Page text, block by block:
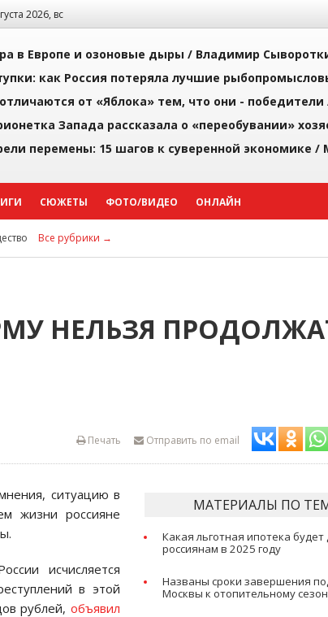
2026, вс
в Европе и озоновые дыры / Владимир
как Россия потеряла лучшие
от «Яблока» тем, что они - победители
Запада рассказала о «переобувании»
перемены: 15 шагов к суверенной экономике /
СЮЖЕТЫ ФОТО/ВИДЕО ОНЛАЙН
Все рубрики →
НЕЛЬЗЯ
Отправить по email
Печать
МАТЕРИАЛЫ ПО
Какая льготная ипотека будет
россиянам в 2025 году
Названы сроки завершения
Москвы к отопительному
ситуацию в
жизни россияне
исчисляется
в этой
рублей, объявил